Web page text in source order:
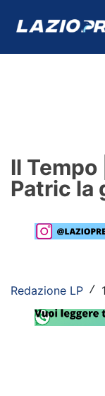
Formello
Primavera
Lazio
Il
Patric la
Redazione LP /